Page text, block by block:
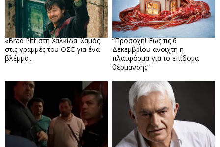
«Brad Pitt στη Χαλκίδα: Χαμός
στις γραμμές του ΟΣΕ για ένα
βλέμμα...
“Προσοχή! Έως τις 6
Δεκεμβρίου ανοιχτή η
πλατφόρμα για το επίδομα
θέρμανσης”